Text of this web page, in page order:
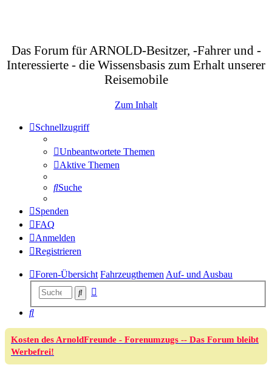
Das Forum für ARNOLD-Besitzer, -Fahrer und -
Interessierte - die Wissensbasis zum Erhalt unserer
Reisemobile
Zum Inhalt
Schnellzugriff
Unbeantwortete Themen
Aktive Themen
Suche
Spenden
FAQ
Anmelden
Registrieren
Foren-Übersicht Fahrzeugthemen Auf- und Ausbau
Suche
Suche
Kosten des ArnoldFreunde - Forenumzugs -- Das Forum bleibt
Werbefrei!